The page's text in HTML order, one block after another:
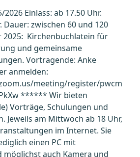
2026 Einlass: ab 17.50 Uhr.
Dauer: zwischen 60 und 120
2025: Kirchenbuchlatein für
und gemeinsame
Vortragende: Anke
anmelden:
meeting/register/pwcm
****** Wir bieten
Vorträge, Schulungen und
Jeweils am Mittwoch ab 18 Uhr,
im Internet. Sie
einen PC mit
möglichst auch Kamera und